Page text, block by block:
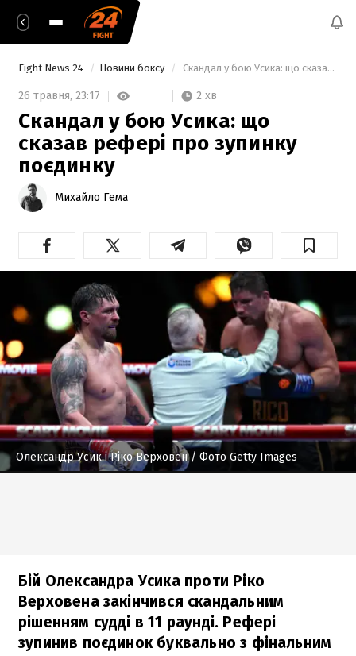
Fight News 24 Новини боксу Скандал у бою Усика: що сказав рефері про зупинку поєдинку
26 травня, 23:17 2 хв
Скандал у бою Усика: що
сказав рефері про зупинку
поєдинку
Михайло Гема
Олександр Усик і Ріко Верховен/ Фото Getty Images
Бій Олександра Усика проти Ріко
Верховена закінчився скандальним
рішенням судді в 11 раунді. Рефері
зупинив поєдинок буквально з фінальним